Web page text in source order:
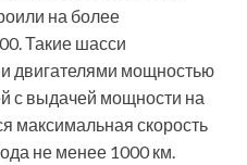
на более
Такие шасси
двигателями мощностью
с выдачей мощности на
максимальная скорость
не менее 1000 км.